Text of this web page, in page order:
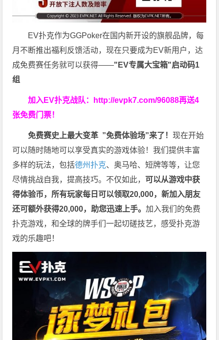
EV扑克作为GGPoker在国内新开设的旗舰品牌，每
月不断推出福利反馈活动，现在只要成为EV新用户，达
成免费赛任务就可以获得——"EV专属大宝箱"启动码1
组
加入EV扑克战队： http://evpk7.com/96088再送4
张免费门票！
免费赛史上最大变革 ”免费体验场”来了！现在开始
可以随时随地可以享受真实的游戏体验！我们提供丰富
多样的玩法，包括德州扑克、奥马哈、短牌等等，让您
尽情挑战自我，提高技巧。不仅如此， 可以从游戏中获
得体验币，所有玩家每日可以领取20,000，新加入朋友
还可额外获得20,000，助您迅速上手。加入我们的免费
扑克游戏，和全球的牌手们一起切磋技艺，感受扑克游
戏的乐趣吧！